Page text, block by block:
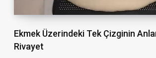
Ekmek Üzerindeki Tek Çizginin
Rivayet